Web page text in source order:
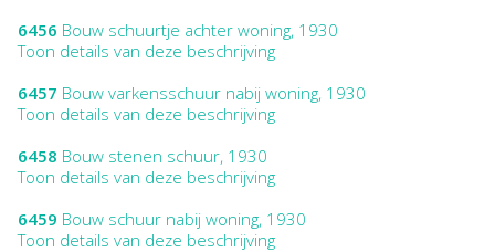
6456 Bouw schuurtje achter woning, 1930
Toon details van deze beschrijving
6457 Bouw varkensschuur nabij woning, 1930
Toon details van deze beschrijving
6458 Bouw stenen schuur, 1930
Toon details van deze beschrijving
6459 Bouw schuur nabij woning, 1930
Toon details van deze beschrijving